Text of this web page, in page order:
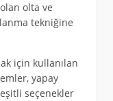
olta ve
tekniğine
için kullanılan
yapay
seçenekler